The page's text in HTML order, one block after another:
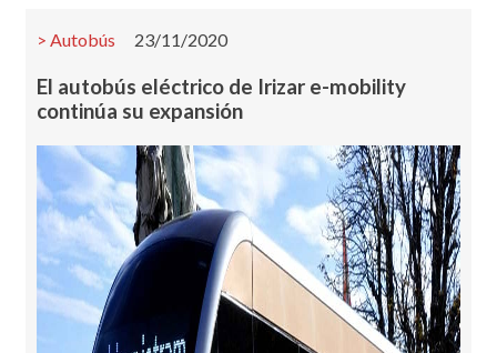
Autobús 23/11/2020
El autobús eléctrico de Irizar e-mobility
continúa su expansión